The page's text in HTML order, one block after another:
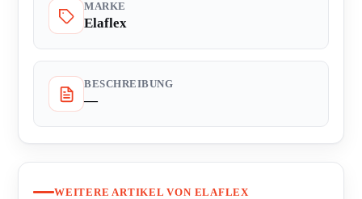
MARKE
Elaflex
BESCHREIBUNG
—
WEITERE ARTIKEL VON ELAFLEX